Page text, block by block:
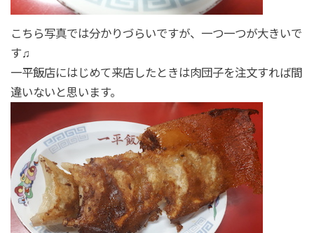
こちら写真では分かりづらいですが、一つ一つが大きいで
す♫
一平飯店にはじめて来店したときは肉団子を注文すれば間
違いないと思います。